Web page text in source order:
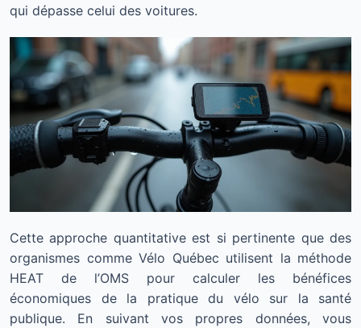
qui dépasse celui des voitures.
Cette approche quantitative est si pertinente que des
organismes comme Vélo Québec utilisent la méthode
HEAT de l’OMS pour calculer les bénéfices
économiques de la pratique du vélo sur la santé
publique. En suivant vos propres données, vous